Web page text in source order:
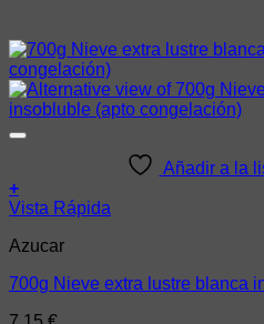
Añadir a la
+
Vista Rápida
Azucar
700g Nieve extra lustre blanca